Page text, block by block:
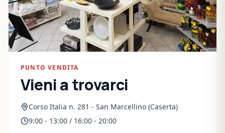
PUNTO VENDITA
Vieni a trovarci
Corso Italia n. 281 - San Marcellino (Caserta)
9:00 - 13:00 / 16:00 - 20:00